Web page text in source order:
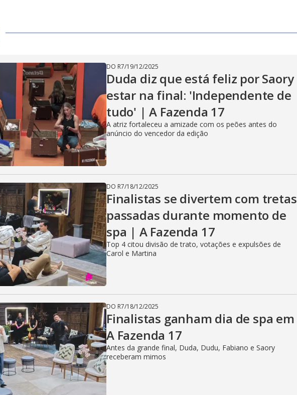
DO R7/19/12/2025
Duda diz que está feliz por Saory
estar na final: 'Independente de
tudo' | A Fazenda 17
A atriz fortaleceu a amizade com os peões antes do
anúncio do vencedor da edição
DO R7/18/12/2025
Finalistas se divertem com tretas
passadas durante momento de
spa | A Fazenda 17
Top 4 citou divisão de trato, votações e expulsões de
Carol e Martina
DO R7/18/12/2025
Finalistas ganham dia de spa em
A Fazenda 17
Antes da grande final, Duda, Dudu, Fabiano e Saory
receberam mimos